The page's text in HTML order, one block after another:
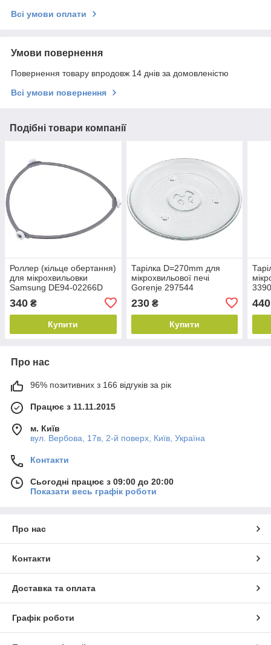
Всі умови оплати
Умови повернення
Повернення товару впродовж 14 днів за домовленістю
Всі умови повернення
Подібні товари компанії
Роллер (кільце обертання)
для мікрохвильовки
Samsung DE94-02266D
340 ₴
Купити
Тарілка D=270mm для
мікрохвильової печі
Gorenje 297544
230₴
Купити
440
Про нас
96% позитивних з 166 відгуків за рік
Працює з 11.11.2015
м. Київ
вул. Вербова, 17в, 2-й поверх, Київ, Україна
Контакти
Сьогодні працює з 09:00 до 20:00
Показати весь графік роботи
Про нас
Контакти
Доставка та оплата
Графік роботи